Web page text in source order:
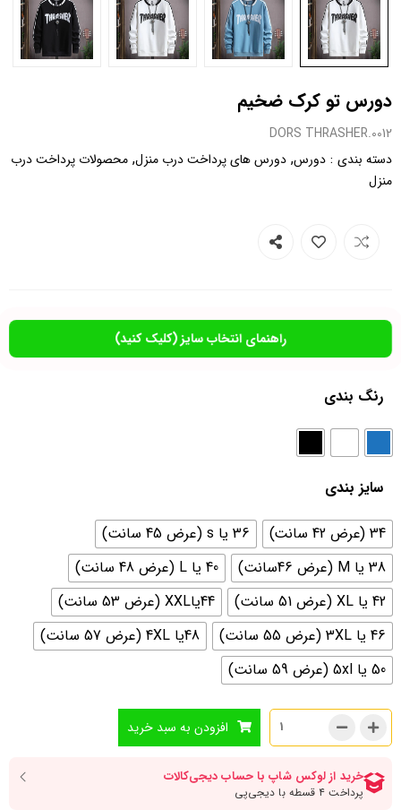
دورس تو کرک ضخیم
0012.DORS THRASHER
دسته بندی : دورس, دورس های پرداخت درب منزل, محصولات پرداخت درب
منزل
راهنمای انتخاب سایز (کلیک کنید)
رنگ بندی
سایز بندی
34 (عرض 42 سانت)
36 یا s (عرض 45 سانت)
38 یا M (عرض 46سانت)
40 یا L (عرض 48 سانت)
42 یا XL (عرض 51 سانت)
44یاXXL (عرض 53 سانت)
46 یا 3XL (عرض 55 سانت)
48یا 4XL (عرض 57 سانت)
50 یا 5xl (عرض 59 سانت)
افزودن به سبد خرید